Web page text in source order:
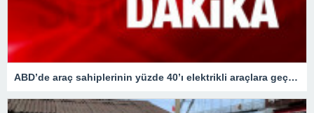
ABD’de araç sahiplerinin yüzde 40’ı elektrikli araçlara geçişi düşünüyor